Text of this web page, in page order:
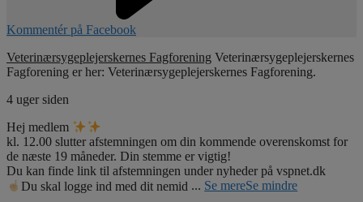
Kommentér på Facebook
Veterinærsygeplejerskernes Fagforening Veterinærsygeplejerskernes
Fagforening er her: Veterinærsygeplejerskernes Fagforening.
4 uger siden
Hej medlem
kl. 12.00 slutter afstemningen om din kommende overenskomst for
de næste 19 måneder. Din stemme er vigtig!
Du kan finde link til afstemningen under nyheder på vspnet.dk
Du skal logge ind med dit nemid ... Se mereSe mindre